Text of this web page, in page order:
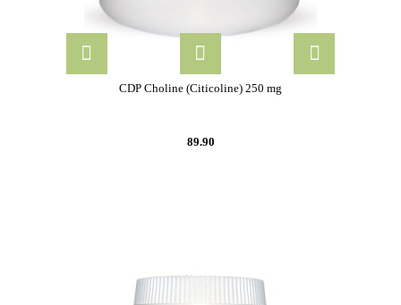
CDP Choline (Citicoline) 250 mg
89.90